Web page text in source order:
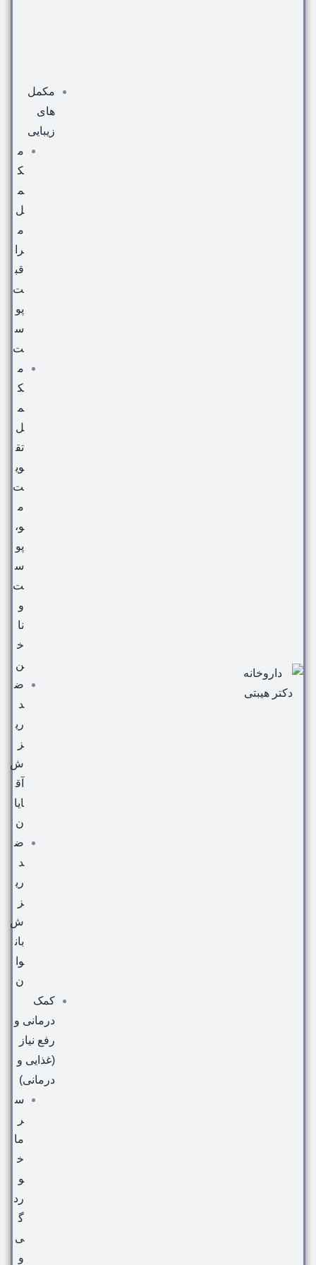
مکمل
های
زیبایی
م
ک
م
ل
م
را
قب
ت
پو
س
ت
م
ک
م
ل
تق
وی
ت
م
و،
پو
س
ت
و
نا
خ
ن
ض
د
ری
ز
ش
آق
ایا
ن
ض
د
ری
ز
ش
بان
وا
ن
کمک
درمانی و
رفع نیاز
(غذایی و
درمانی)
س
ر
ما
خ
و
رد
گ
ی
و